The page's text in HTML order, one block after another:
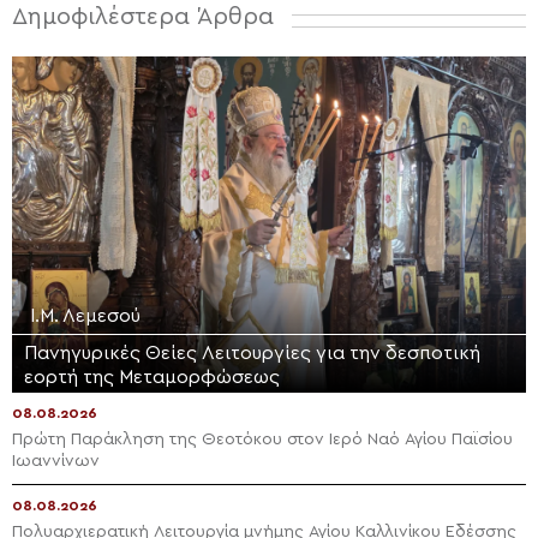
Δημοφιλέστερα Άρθρα
Ι.Μ. Λεμεσού
Πανηγυρικές Θείες Λειτουργίες για την δεσποτική
εορτή της Μεταμορφώσεως
08.08.2026
Πρώτη Παράκληση της Θεοτόκου στον Ιερό Ναό Αγίου Παϊσίου
Ιωαννίνων
08.08.2026
Πολυαρχιερατική Λειτουργία μνήμης Αγίου Καλλινίκου Εδέσσης